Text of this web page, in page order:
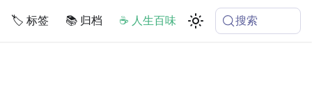
🏷️ 标签 📚 归档 ☕️ 人生百味 搜索